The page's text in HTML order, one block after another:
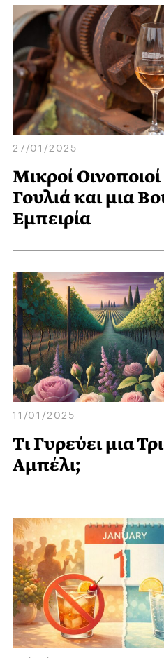
27/01/2025
Μικροί
Γουλιά και μια
Εμπειρία
11/01/2025
Τι Γυρεύει μια
Αμπέλι;